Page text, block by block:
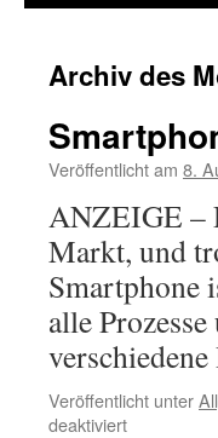
Archiv des
Veröffentlicht am 8.
ANZEIGE –
Markt, und
Smartphone
alle
Veröffentlicht unter
deaktiviertfür